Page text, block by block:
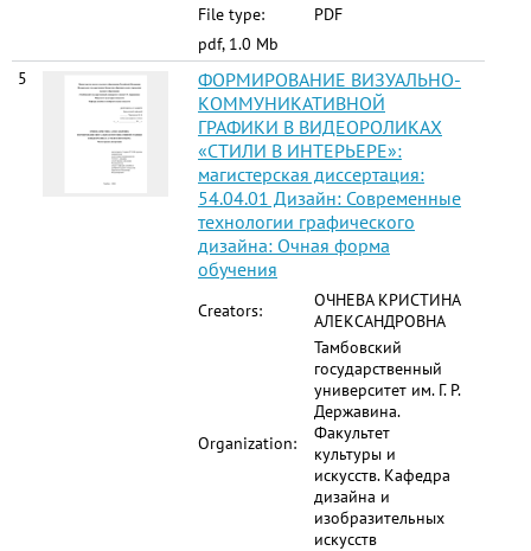
File type:
PDF
pdf, 1.0 Mb
5
ФОРМИРОВАНИЕ ВИЗУАЛЬНО-
КОММУНИКАТИВНОЙ
ГРАФИКИ В ВИДЕОРОЛИКАХ
«СТИЛИ В ИНТЕРЬЕРЕ»:
магистерская диссертация:
54.04.01 Дизайн: Современные
технологии графического
дизайна: Очная форма
обучения
Creators:
ОЧНЕВА КРИСТИНА
АЛЕКСАНДРОВНА
Organization:
Тамбовский
государственный
университет им. Г. Р.
Державина.
Факультет
культуры и
искусств. Кафедра
дизайна и
изобразительных
искусств